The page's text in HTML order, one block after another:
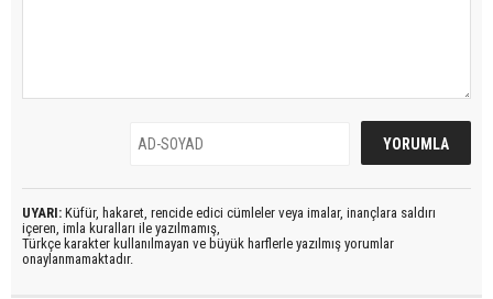
UYARI: Küfür, hakaret, rencide edici cümleler veya imalar, inançlara saldırı
içeren, imla kuralları ile yazılmamış,
Türkçe karakter kullanılmayan ve büyük harflerle yazılmış yorumlar
onaylanmamaktadır.